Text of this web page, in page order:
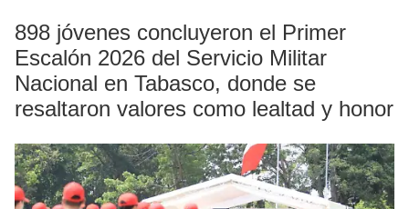
898 jóvenes concluyeron el Primer
Escalón 2026 del Servicio Militar
Nacional en Tabasco, donde se
resaltaron valores como lealtad y honor